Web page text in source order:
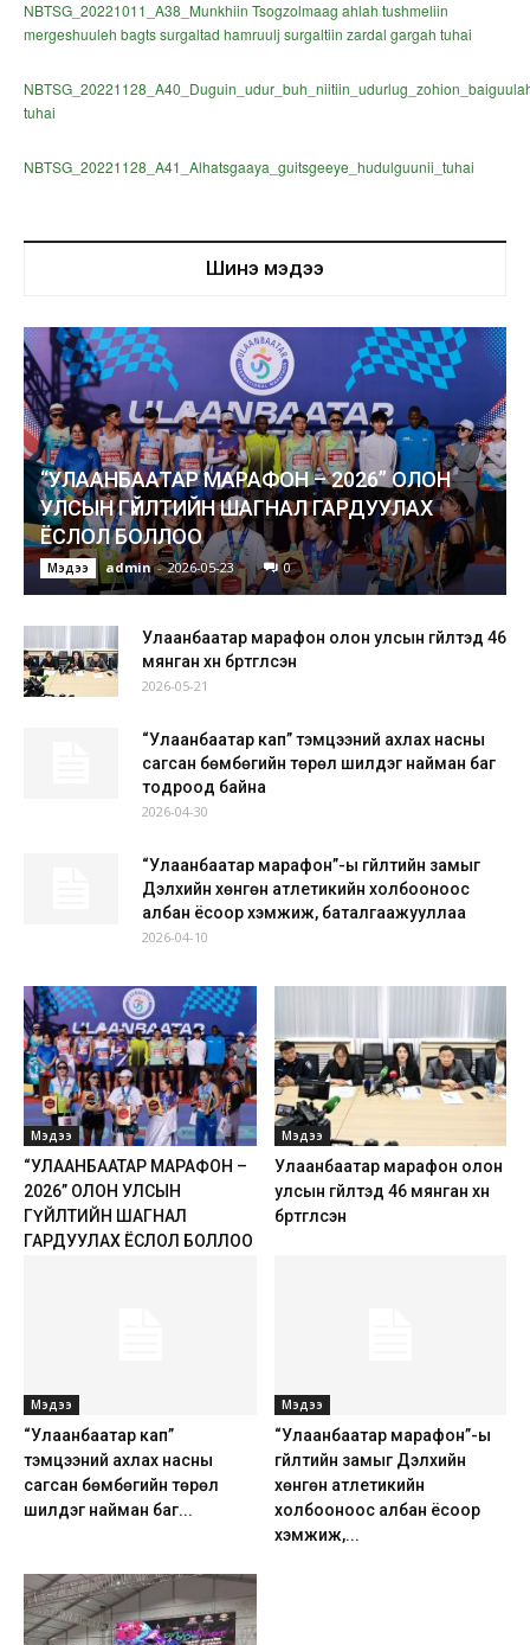
NBTSG_20221011_A38_Munkhiin Tsogzolmaag ahlah tushmeliin
mergeshuuleh bagts surgaltad hamruulj surgaltiin zardal gargah tuhai
tuhai
NBTSG_20221128_A41_Alhatsgaaya_guitsgeeye_hudulguunii_tuhai
Шинэ мэдээ
“УЛААНБААТАР МАРАФОН – 2026” ОЛОН
УЛСЫН ГҮЙЛТИЙН ШАГНАЛ ГАРДУУЛАХ
ЁСЛОЛ БОЛЛОО
Мэдээ admin - 2026-05-23 0
Улаанбаатар марафон олон улсын гүйлтэд 46
мянган хүн бүртгүүлсэн
2026-05-21
“Улаанбаатар кап” тэмцээний ахлах насны
сагсан бөмбөгийн төрөл шилдэг найман баг
тодроод байна
2026-04-30
“Улаанбаатар марафон”-ы гүйлтийн замыг
Дэлхийн хөнгөн атлетикийн холбооноос
албан ёсоор хэмжиж, баталгаажууллаа
2026-04-10
Мэдээ
“УЛААНБААТАР МАРАФОН –
2026” ОЛОН УЛСЫН
ГҮЙЛТИЙН ШАГНАЛ
ГАРДУУЛАХ ЁСЛОЛ БОЛЛОО
Мэдээ
Улаанбаатар марафон олон
улсын гүйлтэд 46 мянган хүн
бүртгүүлсэн
Мэдээ
“Улаанбаатар кап”
тэмцээний ахлах насны
сагсан бөмбөгийн төрөл
шилдэг найман баг...
Мэдээ
“Улаанбаатар марафон”-ы
гүйлтийн замыг Дэлхийн
хөнгөн атлетикийн
холбооноос албан ёсоор
хэмжиж,...